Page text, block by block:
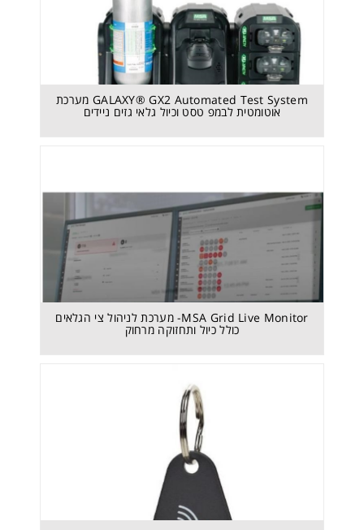
GALAXY® GX2 Automated Test System מערכת
אוטומטית לבמפ טסט וכיול גלאי גזים ניידים
MSA Grid Live Monitor- מערכת לניהול צי הגלאים
כולל כיול ותחזוקה מרחוק